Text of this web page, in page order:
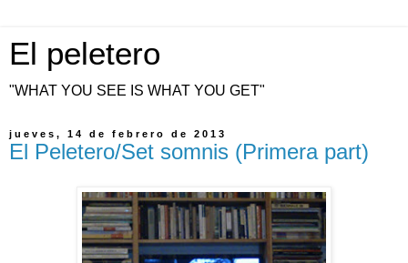
El peletero
"WHAT YOU SEE IS WHAT YOU GET"
jueves, 14 de febrero de 2013
El Peletero/Set somnis (Primera part)